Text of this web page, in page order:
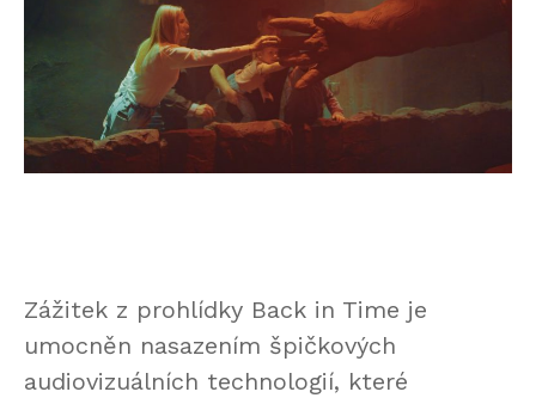
Zážitek z prohlídky Back in Time je
umocněn nasazením špičkových
audiovizuálních technologií, které